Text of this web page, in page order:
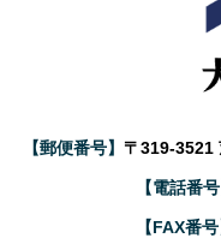
【郵便番号】 〒319-3521
【電話番号
【FAX番号